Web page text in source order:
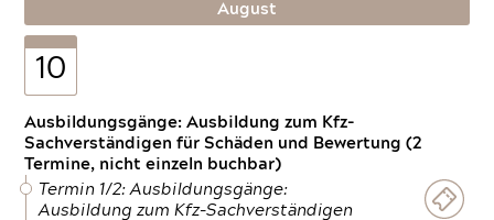
August
10
Ausbildungsgänge: Ausbildung zum Kfz-
Sachverständigen für Schäden und Bewertung (2
Termine, nicht einzeln buchbar)
Termin 1/2: Ausbildungsgänge:
Ausbildung zum Kfz-Sachverständigen